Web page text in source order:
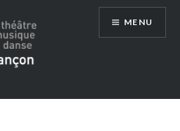
Grand Besançon
MENU